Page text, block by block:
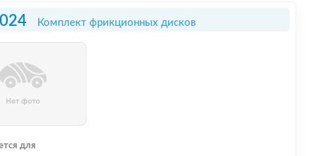
Комплект фрикционных дисков
для